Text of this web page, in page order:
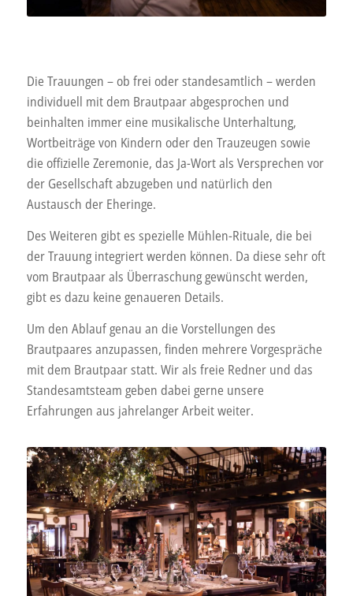
Die Trauungen – ob frei oder standesamtlich – werden
individuell mit dem Brautpaar abgesprochen und
beinhalten immer eine musikalische Unterhaltung,
Wortbeiträge von Kindern oder den Trauzeugen sowie
die offizielle Zeremonie, das Ja-Wort als Versprechen vor
der Gesellschaft abzugeben und natürlich den
Austausch der Eheringe.
Des Weiteren gibt es spezielle Mühlen-Rituale, die bei
der Trauung integriert werden können. Da diese sehr oft
vom Brautpaar als Überraschung gewünscht werden,
gibt es dazu keine genaueren Details.
Um den Ablauf genau an die Vorstellungen des
Brautpaares anzupassen, finden mehrere Vorgespräche
mit dem Brautpaar statt. Wir als freie Redner und das
Standesamtsteam geben dabei gerne unsere
Erfahrungen aus jahrelanger Arbeit weiter.